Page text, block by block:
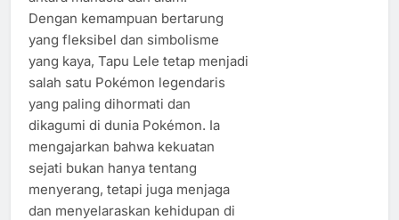
Dengan kemampuan bertarung
yang fleksibel dan simbolisme
yang kaya, Tapu Lele tetap menjadi
salah satu Pokémon legendaris
yang paling dihormati dan
dikagumi di dunia Pokémon. Ia
mengajarkan bahwa kekuatan
sejati bukan hanya tentang
menyerang, tetapi juga menjaga
dan menyelaraskan kehidupan di